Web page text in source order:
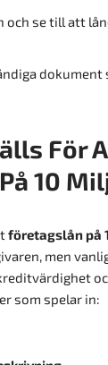
och se till att
För
10
företagslån på
men
som spelar in: